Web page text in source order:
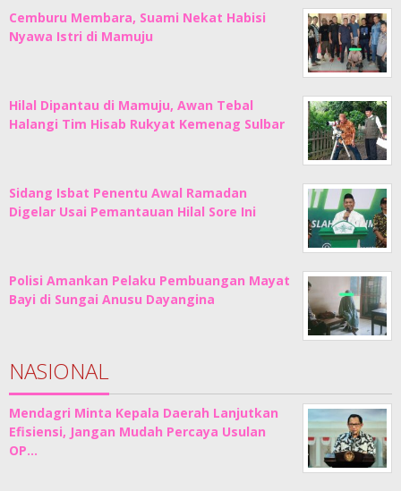
Cemburu Membara, Suami Nekat Habisi
Nyawa Istri di Mamuju
Hilal Dipantau di Mamuju, Awan Tebal
Halangi Tim Hisab Rukyat Kemenag Sulbar
Sidang Isbat Penentu Awal Ramadan
Digelar Usai Pemantauan Hilal Sore Ini
Polisi Amankan Pelaku Pembuangan Mayat
Bayi di Sungai Anusu Dayangina
NASIONAL
Mendagri Minta Kepala Daerah Lanjutkan
Efisiensi, Jangan Mudah Percaya Usulan
OP…